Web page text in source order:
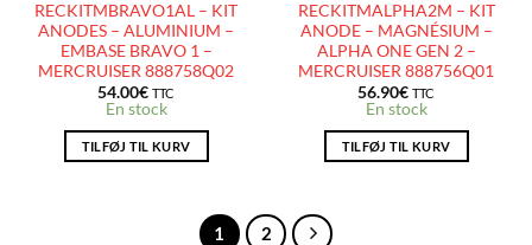
RECKITMBRAVO1AL – KIT
ANODES – ALUMINIUM –
EMBASE BRAVO 1 –
MERCRUISER 888758Q02
54.00€ TTC
En stock
TILFØJ TIL KURV
RECKITMALPHA2M – KIT
ANODE – MAGNÉSIUM –
ALPHA ONE GEN 2 –
MERCRUISER 888756Q01
56.90€ TTC
En stock
TILFØJ TIL KURV
1 2